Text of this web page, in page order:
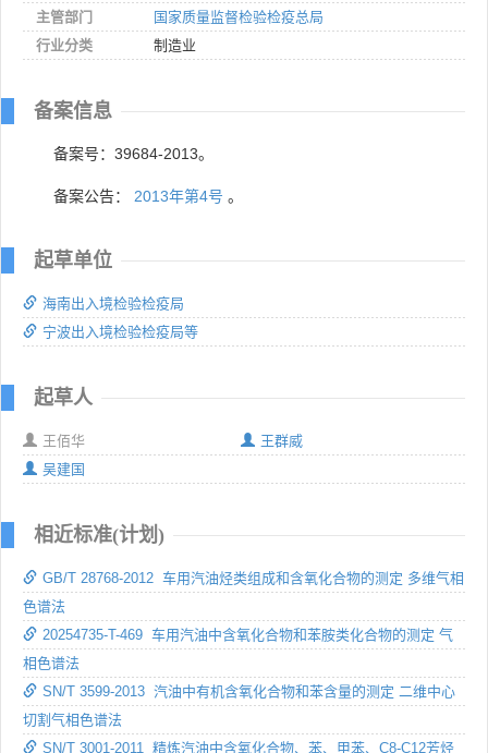
主管部门
国家质量监督检验检疫总局
行业分类
制造业
备案信息
备案号：39684-2013。
备案公告： 2013年第4号 。
起草单位
海南出入境检验检疫局
宁波出入境检验检疫局等
起草人
王佰华
王群威
吴建国
相近标准(计划)
GB/T 28768-2012 车用汽油烃类组成和含氧化合物的测定 多维气相
色谱法
20254735-T-469 车用汽油中含氧化合物和苯胺类化合物的测定 气
相色谱法
SN/T 3599-2013 汽油中有机含氧化合物和苯含量的测定 二维中心
切割气相色谱法
SN/T 3001-2011 精炼汽油中含氧化合物、苯、甲苯、C8-C12芳烃